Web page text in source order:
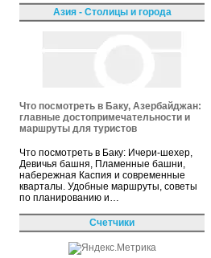
Азия - Столицы и города
Что посмотреть в Баку, Азербайджан:
главные достопримечательности и
маршруты для туристов
Что посмотреть в Баку: Ичери-шехер,
Девичья башня, Пламенные башни,
набережная Каспия и современные
кварталы. Удобные маршруты, советы
по планированию и…
Счетчики